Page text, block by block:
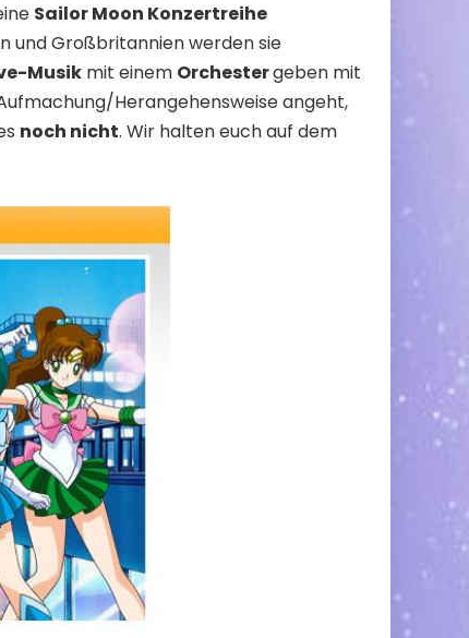
Sailor Moon Konzertreihe
und Großbritannien werden sie
Musik mit einem Orchestergeben mit
Herangehensweise angeht,
noch nicht. Wir halten euch auf dem